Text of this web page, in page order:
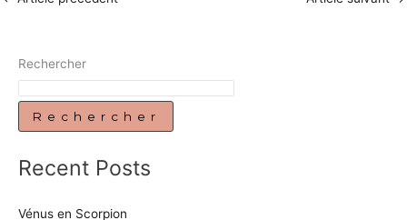
Rechercher
Rechercher
Recent Posts
Vénus en Scorpion